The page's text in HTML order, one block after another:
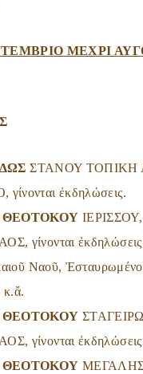
ΜΕΧΡΙ
ΣΤΑΝΟΥ ΤΟΠΙΚΗ
ἐκδηλώσεις.
ΘΕΟΤΟΚΟΥ ΙΕΡΙΣΣΟΥ,
γίνονται ἐκδηλώσεις,
Ναοῦ,
κ.ἄ.
ΘΕΟΤΟΚΟΥ
γίνονται
ΘΕΟΤΟΚΟΥ